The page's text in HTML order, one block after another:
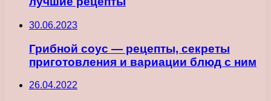
30.06.2023
Грибной соус — рецепты, секреты
приготовления и вариации блюд с ним
26.04.2022